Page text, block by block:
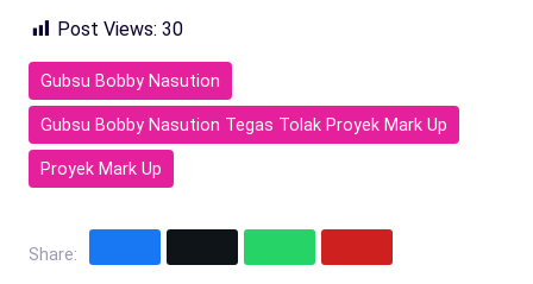
Post Views: 30
Gubsu Bobby Nasution
Gubsu Bobby Nasution Tegas Tolak Proyek Mark Up
Proyek Mark Up
Share: